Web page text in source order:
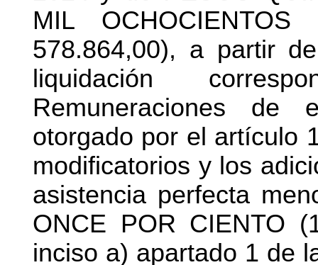
MIL
578.864,00), a partir
liquidación
Remuneraciones de
otorgado por el artículo
modificatorios y los
asistencia perfecta
ONCE POR CIENTO
inciso a) apartado 1 de